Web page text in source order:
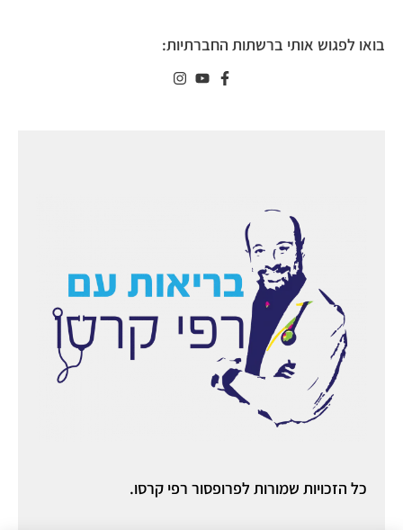
כל הזכויות שמורות לפרופסור רפי קרסו.
בואו לפגוש אותי ברשתות החברתיות: